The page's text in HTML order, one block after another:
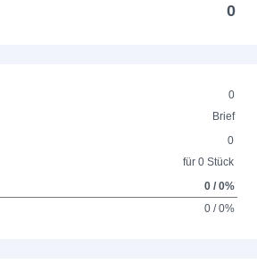
0
0
Brief
0
für 0 Stück
0 / 0%
0 / 0%